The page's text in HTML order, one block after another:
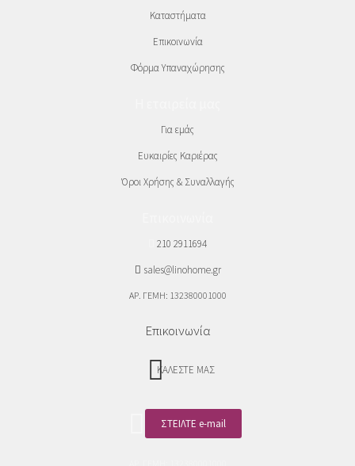
Καταστήματα
Επικοινωνία
Φόρμα Υπαναχώρησης
Για εμάς
Ευκαιρίες Καριέρας
Όροι Χρήσης & Συναλλαγής
210 2911694
sales@linohome.gr
ΑΡ. ΓΕΜΗ: 132380001000
Επικοινωνία
ΚΑΛΕΣΤΕ ΜΑΣ
ΣΤΕΙΛΤΕ e-mail